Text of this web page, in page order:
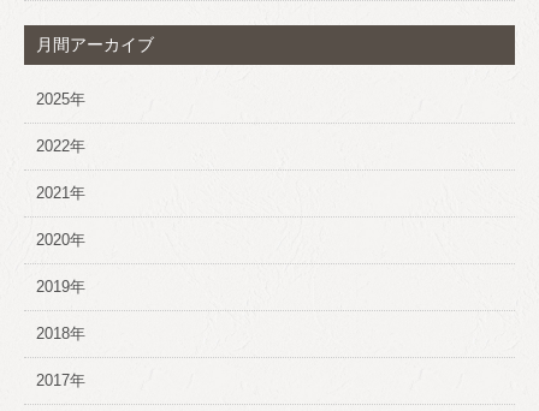
月間アーカイブ
2025年
2022年
2021年
2020年
2019年
2018年
2017年